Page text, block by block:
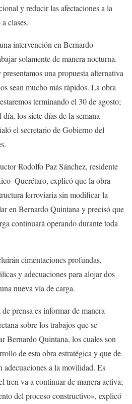
y reducir las afectaciones a la
clases.
intervención en Bernardo
solamente de manera nocturna.
una propuesta alternativa
sean mucho más rápidos. La obra
terminando el 30 de agosto;
los siete días de la semana
el secretario de Gobierno del
Rodolfo Paz Sánchez, residente
explicó que la obra
ferroviaria sin modificar la
en Bernardo Quintana y precisó que
continuará operando durante toda
cimentaciones profundas,
y adecuaciones para alojar dos
nueva vía de carga.
prensa es informar de manera
sobre los trabajos que se
Bernardo Quintana, los cuales son
de esta obra estratégica y que de
adecuaciones a la movilidad. Es
tren va a continuar de manera activa;
del proceso constructivo», explicó